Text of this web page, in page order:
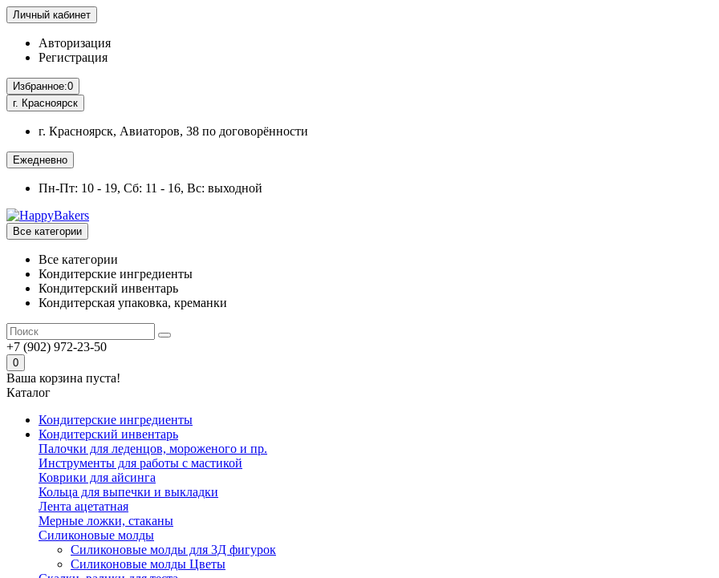
Личный кабинет
Авторизация
Регистрация
Избранное:0
г. Красноярск
г. Красноярск, Авиаторов, 38 по договорённости
Ежедневно
Пн-Пт: 10 - 19, Сб: 11 - 16, Вс: выходной
Все категории
Все категории
Кондитерские ингредиенты
Кондитерский инвентарь
Кондитерская упаковка, креманки
+7 (902) 972-23-50
0
Ваша корзина пуста!
Каталог
Кондитерские ингредиенты
Кондитерский инвентарь
Палочки для леденцов, мороженого и пр.
Инструменты для работы с мастикой
Коврики для айсинга
Кольца для выпечки и выкладки
Лента ацетатная
Мерные ложки, стаканы
Силиконовые молды
Силиконовые молды для 3Д фигурок
Силиконовые молды Цветы